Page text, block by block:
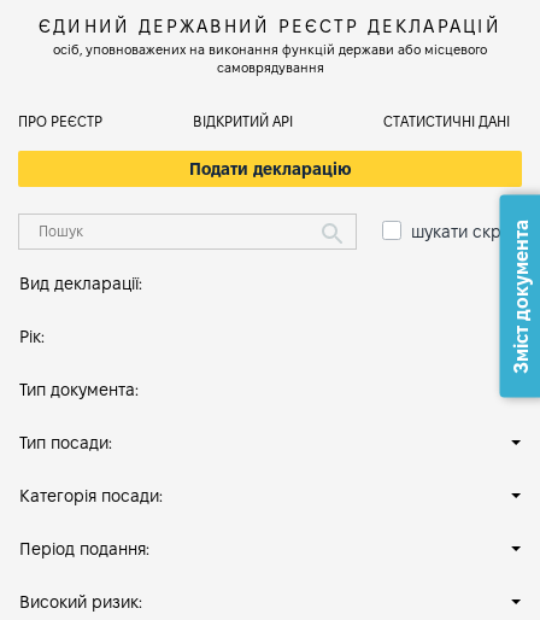
ЄДИНИЙ ДЕРЖАВНИЙ РЕЄСТР ДЕКЛАРАЦІЙ
осіб, уповноважених на виконання функцій держави або місцевого
самоврядування
ПРО РЕЄСТР ВІДКРИТИЙ АРІ СТАТИСТИЧНІ ДАНІ
Подати декларацію
шукати скрізь
Вид декларації:
Рік:
Тип документа:
Тип посади:
Категорія посади:
Період подання:
Високий ризик:
Зміст документа